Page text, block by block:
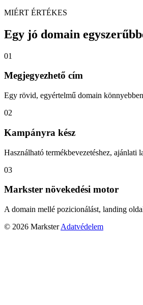
MIÉRT ÉRTÉKES
Egy jó domain
01
Megjegyezhető cím
Egy rövid, egyértelmű domain
02
Kampányra kész
Használható termékbevezetéshez, ajánlati
03
Markster növekedési motor
A domain mellé pozicionálást, landing
© 2026 Markster Adatvédelem